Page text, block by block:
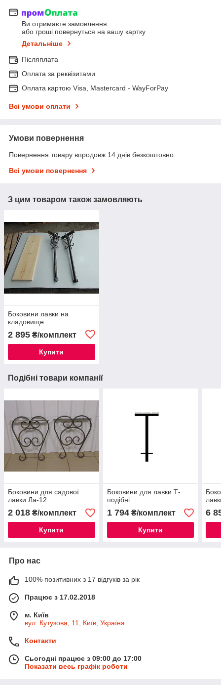
Ви отримаєте замовлення
або гроші повернуться на вашу картку
Детальніше
Післяплата
Оплата за реквізитами
Оплата картою Visa, Mastercard - WayForPay
Всі умови оплати
Умови повернення
Повернення товару впродовж 14 днів безкоштовно
Всі умови повернення
З цим товаром також замовляють
Боковини лавки на
кладовище
2 895 ₴/комплект
Купити
Подібні товари компанії
Боковини для садової
лавки Ла-12
2 018 ₴/комплект
Купити
Боковини для лавки Т-
подібні
1 794₴/комплект
Купити
6
Про нас
100% позитивних з 17 відгуків за рік
Працює з 17.02.2018
м. Київ
вул. Кутузова, 11, Київ, Україна
Контакти
Сьогодні працює з 09:00 до 17:00
Показати весь графік роботи